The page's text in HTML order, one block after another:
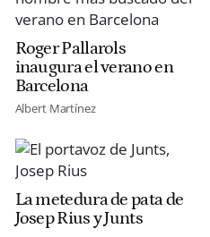
Roger Pallarols
inaugura el verano en
Barcelona
Albert Martínez
La metedura de pata de
Josep Rius y Junts